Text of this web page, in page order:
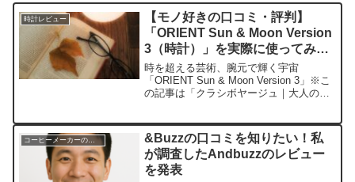
時計レビュー
【モノ好きの口コミ・評判】
「ORIENT Sun & Moon Version
3（時計）」を実際に使ってみた
正直感想
時を超える芸術、腕元で輝く宇宙
「ORIENT Sun & Moon Version 3」※こ
の記事は「クラシボヤージュ｜大人の持
ミ今日、編集部が紹介したいのが
「ORIE...
コーヒーメーカーのレビュー
&Buzzの口コミを知りたい！私
が調査したAndbuzzのレビュー
を発表